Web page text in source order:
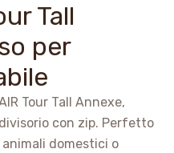
Tall
per
Tour Tall Annexe,
con zip. Perfetto
domestici o